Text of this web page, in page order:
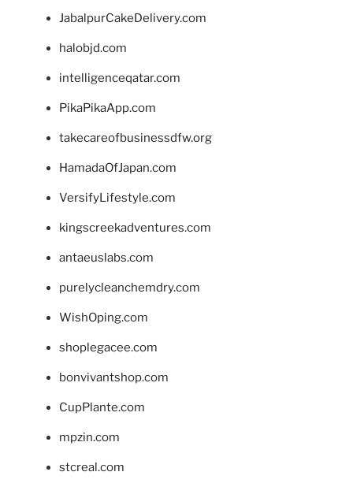
JabalpurCakeDelivery.com
halobjd.com
intelligenceqatar.com
PikaPikaApp.com
takecareofbusinessdfw.org
HamadaOfJapan.com
VersifyLifestyle.com
kingscreekadventures.com
antaeuslabs.com
purelycleanchemdry.com
WishOping.com
shoplegacee.com
bonvivantshop.com
CupPlante.com
mpzin.com
stcreal.com